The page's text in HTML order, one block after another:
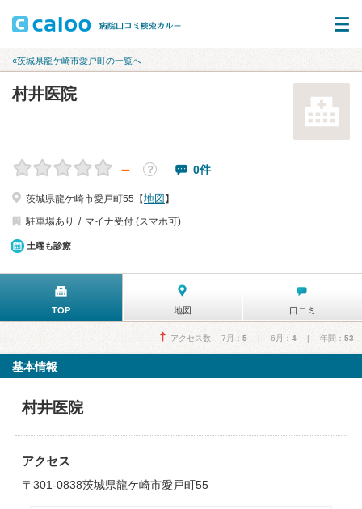
«茨城県龍ケ崎市愛戸町の一覧へ
村井医院
－ ？ 0件
茨城県龍ケ崎市愛戸町55【地図 】
駐車場あり
マイナ受付 (スマホ可)
土曜も診療
TOP 地図 口コミ
アクセス数 7月： 5 | 6月： 4 | 年間： 53
基本情報
村井医院
アクセス
〒301-0838茨城県龍ケ崎市愛戸町55